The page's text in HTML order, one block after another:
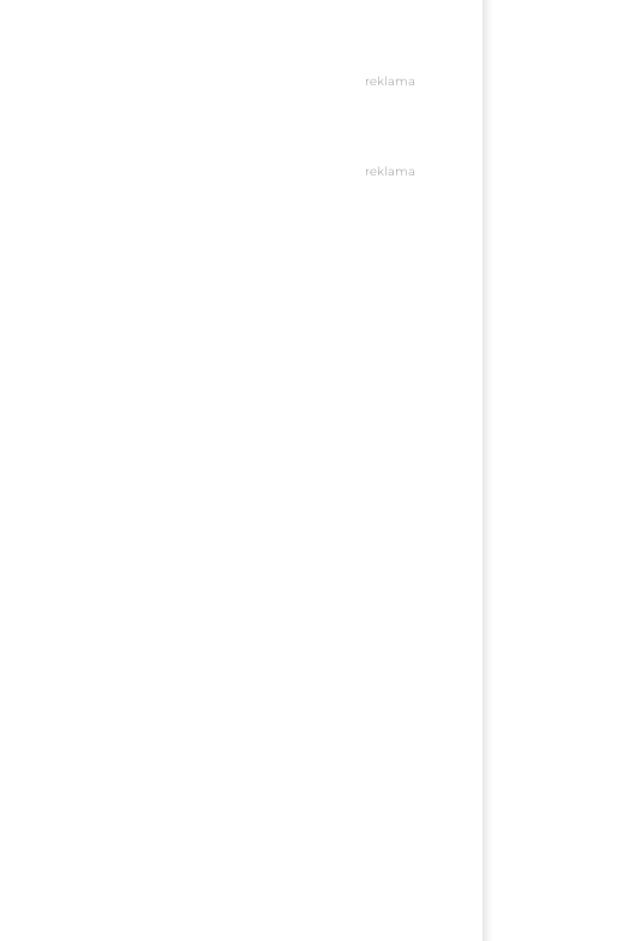
reklama
reklama